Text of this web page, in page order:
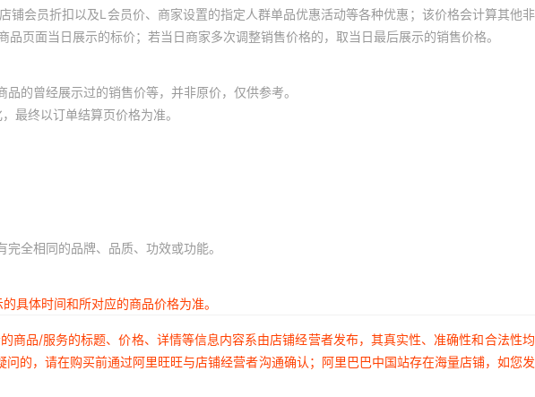
会员折扣以及L会员价、商家设置的指定人群单品优惠活动等各种优惠；该价格会计算其他
页面当日展示的标价；若当日商家多次调整销售价格的，取当日最后展示的销售价格。
的曾经展示过的销售价等，并非原价，仅供参考。
最终以订单结算页价格为准。
全相同的品牌、品质、功效或功能。
具体时间和所对应的商品价格为准。
品/服务的标题、价格、详情等信息内容系由店铺经营者发布，其真实性、准确性和合法性
的，请在购买前通过阿里旺旺与店铺经营者沟通确认；阿里巴巴中国站存在海量店铺，如您